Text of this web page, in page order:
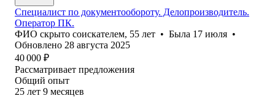
Специалист по документообороту. Делопроизводитель.
Оператор ПК.
ФИО скрыто соискателем, 55 лет • Была 17 июля •
Обновлено 28 августа 2025
40 000 ₽
Рассматривает предложения
Общий опыт
25 лет 9 месяцев